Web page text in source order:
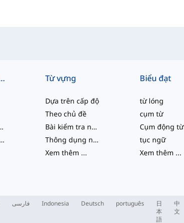
nhanh
tôi
Trung tâm trợ giúp
Từ vựng
Dựa trên cấp độ
Theo chủ đề
Bài kiểm tra năng lực
Thông dụng nhất
Xem thêm ...
Biểu đạt
từ lóng
cụm từ
Cụm động từ
tục ngữ
Xem thêm ...
فارسی Indonesia Deutsch português
日
本
語
中
文